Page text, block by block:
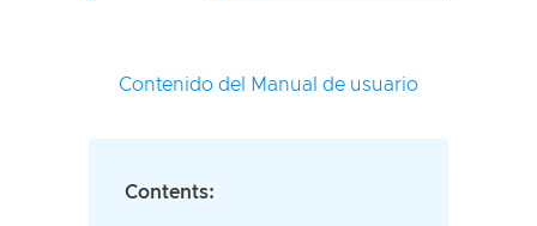
Contenido del Manual de usuario
Contents: